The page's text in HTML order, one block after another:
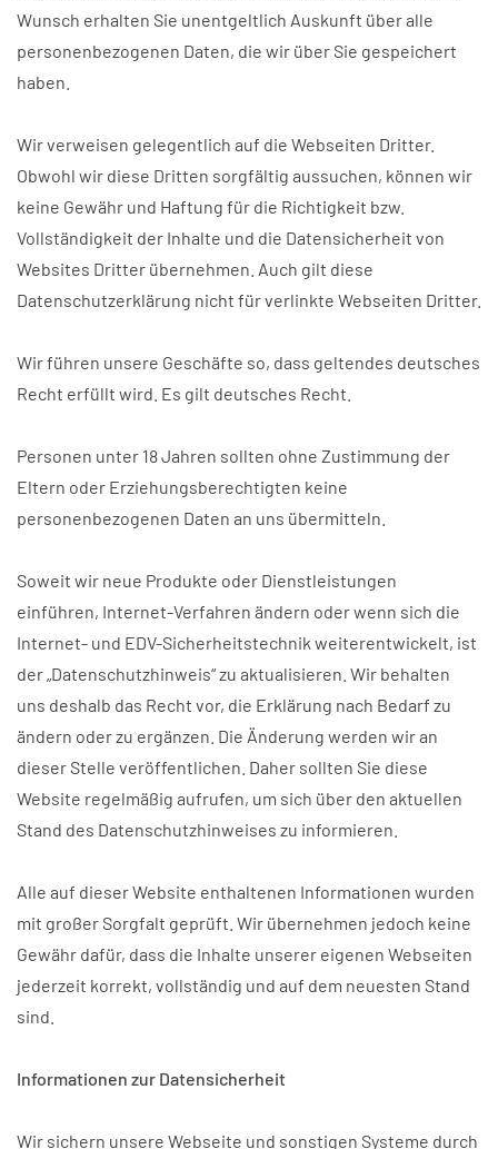
Wunsch erhalten Sie unentgeltlich Auskunft über alle
personenbezogenen Daten, die wir über Sie gespeichert
haben.
Wir verweisen gelegentlich auf die Webseiten Dritter.
Obwohl wir diese Dritten sorgfältig aussuchen, können wir
keine Gewähr und Haftung für die Richtigkeit bzw.
Vollständigkeit der Inhalte und die Datensicherheit von
Websites Dritter übernehmen. Auch gilt diese
Datenschutzerklärung nicht für verlinkte Webseiten Dritter.
Wir führen unsere Geschäfte so, dass geltendes deutsches
Recht erfüllt wird. Es gilt deutsches Recht.
Personen unter 18 Jahren sollten ohne Zustimmung der
Eltern oder Erziehungsberechtigten keine
personenbezogenen Daten an uns übermitteln.
Soweit wir neue Produkte oder Dienstleistungen
einführen, Internet-Verfahren ändern oder wenn sich die
Internet- und EDV-Sicherheitstechnik weiterentwickelt, ist
der „Datenschutzhinweis“ zu aktualisieren. Wir behalten
uns deshalb das Recht vor, die Erklärung nach Bedarf zu
ändern oder zu ergänzen. Die Änderung werden wir an
dieser Stelle veröffentlichen. Daher sollten Sie diese
Website regelmäßig aufrufen, um sich über den aktuellen
Stand des Datenschutzhinweises zu informieren.
Alle auf dieser Website enthaltenen Informationen wurden
mit großer Sorgfalt geprüft. Wir übernehmen jedoch keine
Gewähr dafür, dass die Inhalte unserer eigenen Webseiten
jederzeit korrekt, vollständig und auf dem neuesten Stand
sind.
Informationen zur Datensicherheit
Wir sichern unsere Webseite und sonstigen Systeme durch